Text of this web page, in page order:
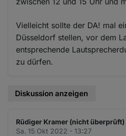
Vielleicht sollte der DA! mal
Düsseldorf stellen, vor dem
entsprechende
zu dürfen.
Diskussion anzeigen
Rüdiger Kramer (nicht überprüft)
Sa. 15 Okt 2022 - 13:27